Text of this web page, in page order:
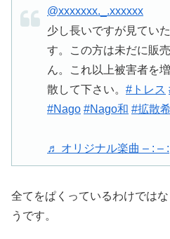
@xxxxxxx._.xxxxxx
少し長いですが見てい
す。この方は未だに販
ん。これ以上被害者を
散して下さい。 #トレス
#Nago #Nago和 #拡散
♬ オリジナル楽曲 – : – :
全てをぱくっているわけでは
うです。